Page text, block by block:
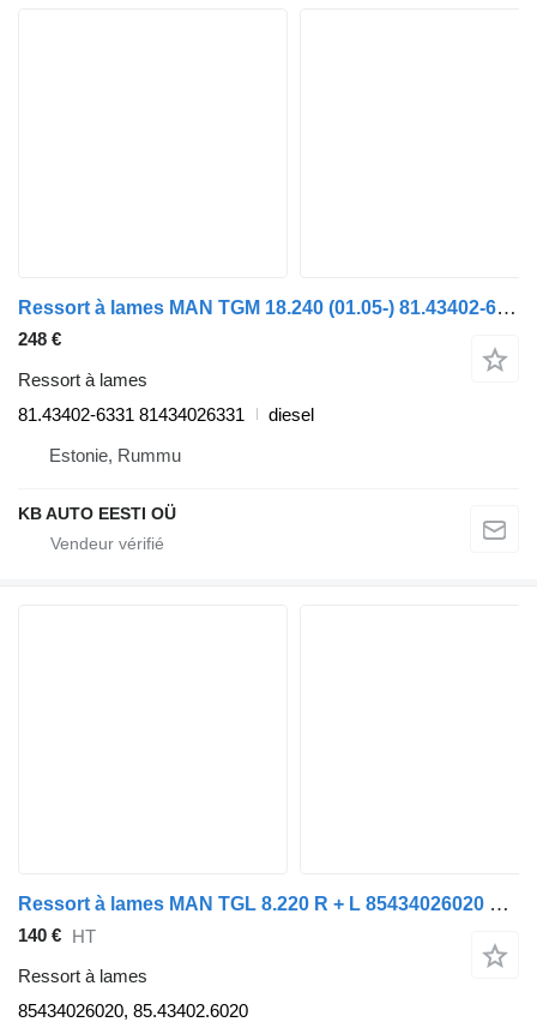
Ressort à lames MAN TGM 18.240 (01.05-) 81.43402-6331 pour camion MAN TGL, TGM, TGS, TGX (2005-2021)
248 €
Ressort à lames
81.43402-6331 81434026331
diesel
Estonie, Rummu
KB AUTO EESTI OÜ
Ressort à lames MAN TGL 8.220 R + L 85434026020 pour camion MAN TGL 8.220
140 € HT
Ressort à lames
85434026020, 85.43402.6020